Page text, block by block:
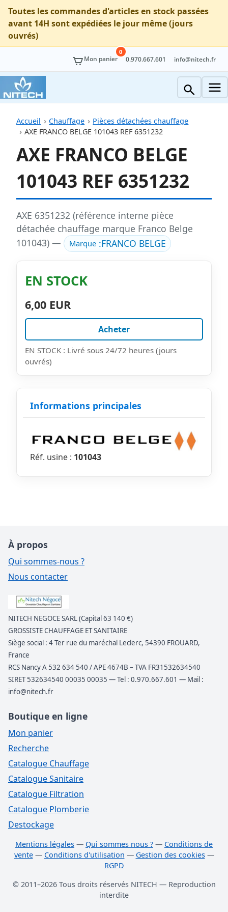
Toutes les commandes d'articles en stock passées
avant 14H sont expédiées le jour même (jours
ouvrés)
Mon panier
0
0.970.667.601 info@nitech.fr
Accueil Chauffage
Pièces détachées chauffage
AXE FRANCO BELGE 101043 REF 6351232
AXE FRANCO BELGE
101043 REF 6351232
AXE 6351232 (référence interne pièce
détachée chauffage marque Franco Belge
101043) —
Marque:FRANCO BELGE
EN STOCK
6,00 EUR
Acheter
EN STOCK : Livré sous 24/72 heures (jours
ouvrés)
Informations principales
Réf. usine : 101043
À propos
Qui sommes-nous ?
Nous contacter
NITECH NEGOCE SARL (Capital 63 140 €)
GROSSISTE CHAUFFAGE ET SANITAIRE
Siège social : 4 Ter rue du maréchal Leclerc, 54390 FROUARD,
France
RCS Nancy A 532 634 540 / APE 4674B – TVA FR31532634540
SIRET 532634540 00035 00035 — Tel : 0.970.667.601 — Mail :
info@nitech.fr
Boutique en ligne
Mon panier
Recherche
Catalogue Chauffage
Catalogue Sanitaire
Catalogue Filtration
Catalogue Plomberie
Destockage
Mentions légales — Qui sommes nous ? — Conditions de
vente— Conditions d'utilisation — Gestion des cookies—
RGPD
© 2011–2026 Tous droits réservés NITECH — Reproduction
interdite